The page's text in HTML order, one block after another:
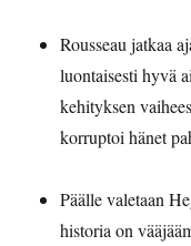
Rousseau jatkaa
luontaisesti hyvä
kehityksen
korruptoi hänet
Päälle valetaan
historia on